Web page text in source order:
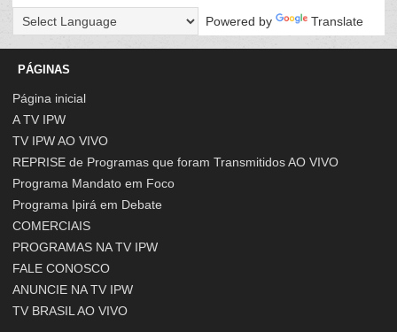
Powered by Translate
PÁGINAS
Página inicial
A TV IPW
TV IPW AO VIVO
REPRISE de Programas que foram Transmitidos AO VIVO
Programa Mandato em Foco
Programa Ipirá em Debate
COMERCIAIS
PROGRAMAS NA TV IPW
FALE CONOSCO
ANUNCIE NA TV IPW
TV BRASIL AO VIVO